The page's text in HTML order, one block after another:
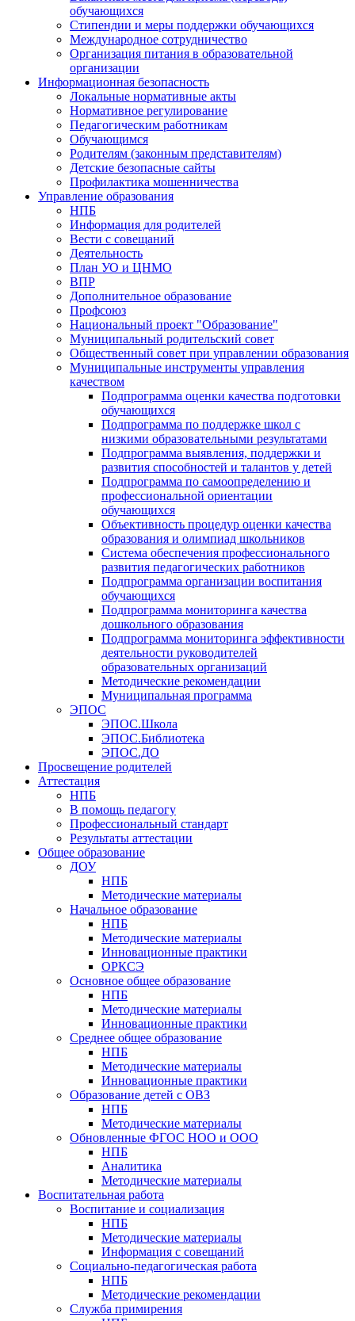
обучающихся
Стипендии и меры поддержки обучающихся
Международное сотрудничество
Организация питания в образовательной
организации
Информационная безопасность
Локальные нормативные акты
Нормативное регулирование
Педагогическим работникам
Обучающимся
Родителям (законным представителям)
Детские безопасные сайты
Профилактика мошенничества
Управление образования
НПБ
Информация для родителей
Вести с совещаний
Деятельность
План УО и ЦНМО
ВПР
Дополнительное образование
Профсоюз
Национальный проект "Образование"
Муниципальный родительский совет
Общественный совет при управлении образования
Муниципальные инструменты управления
качеством
Подпрограмма оценки качества подготовки
обучающихся
Подпрограмма по поддержке школ с
низкими образовательными результатами
Подпрограмма выявления, поддержки и
развития способностей и талантов у детей
Подпрограмма по самоопределению и
профессиональной ориентации
обучающихся
Объективность процедур оценки качества
образования и олимпиад школьников
Система обеспечения профессионального
развития педагогических работников
Подпрограмма организации воспитания
обучающихся
Подпрограмма мониторинга качества
дошкольного образования
Подпрограмма мониторинга эффективности
деятельности руководителей
образовательных организаций
Методические рекомендации
Муниципальная программа
ЭПОС
ЭПОС.Школа
ЭПОС.Библиотека
ЭПОС.ДО
Просвещение родителей
Аттестация
НПБ
В помощь педагогу
Профессиональный стандарт
Результаты аттестации
Общее образование
ДОУ
НПБ
Методические материалы
Начальное образование
НПБ
Методические материалы
Инновационные практики
ОРКСЭ
Основное общее образование
НПБ
Методические материалы
Инновационные практики
Среднее общее образование
НПБ
Методические материалы
Инновационные практики
Образование детей с ОВЗ
НПБ
Методические материалы
Обновленные ФГОС НОО и ООО
НПБ
Аналитика
Методические материалы
Воспитательная работа
Воспитание и социализация
НПБ
Методические материалы
Информация с совещаний
Социально-педагогическая работа
НПБ
Методические рекомендации
Служба примирения